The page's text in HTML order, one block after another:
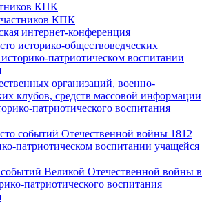
КПК
КПК
интернет-конференция
историко-обществоведческих
патриотическом воспитании
организаций, военно-
клубов, средств массовой информации
патриотического воспитания
событий Отечественной войны 1812
патриотическом воспитании учащейся
Великой Отечественной войны в
патриотического воспитания